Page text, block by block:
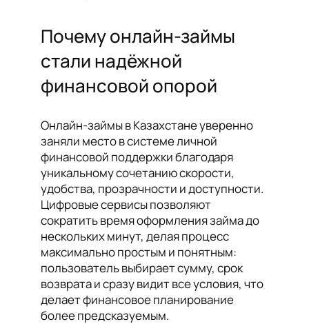
Почему онлайн-займы
стали надёжной
финансовой опорой
Онлайн-займы в Казахстане уверенно
заняли место в системе личной
финансовой поддержки благодаря
уникальному сочетанию скорости,
удобства, прозрачности и доступности.
Цифровые сервисы позволяют
сократить время оформления займа до
нескольких минут, делая процесс
максимально простым и понятным:
пользователь выбирает сумму, срок
возврата и сразу видит все условия, что
делает финансовое планирование
более предсказуемым.